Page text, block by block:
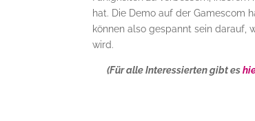
hat. Die Demo auf der Gamescom
können also gespannt sein darauf,
wird.
(Für alle Interessierten gibt es